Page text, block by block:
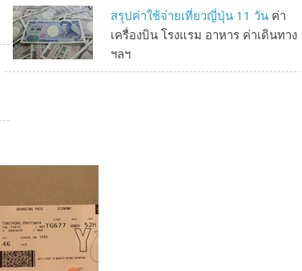
สรุปค่าใช้จ่ายเที่ยวญี่ปุ่น 11 วัน ค่า
เครื่องบิน โรงแรม อาหาร ค่าเดินทาง
ฯลฯ